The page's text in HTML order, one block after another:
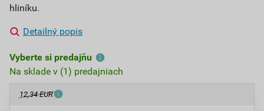
hliníku.
Detailný popis
Vyberte si predajňu
Na sklade v (1) predajniach
12,34 EUR